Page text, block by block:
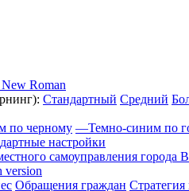
Roman
: Стандартный Средний
по черному —Темно-синим по
настройки
самоуправления города
version
Обращения граждан Стратегия